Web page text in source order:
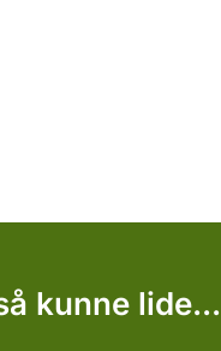
kunne lide...